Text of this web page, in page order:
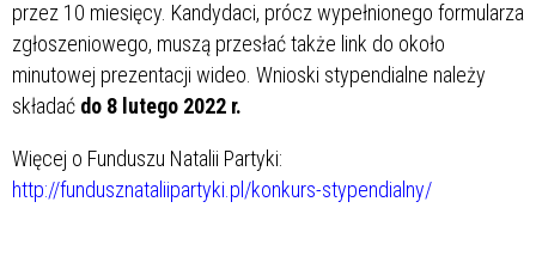
przez 10 miesięcy. Kandydaci, prócz wypełnionego formularza
zgłoszeniowego, muszą przesłać także link do około
minutowej prezentacji wideo. Wnioski stypendialne należy
składać do 8 lutego 2022 r.
Więcej o Funduszu Natalii Partyki:
http://fundusznataliipartyki.pl/konkurs-stypendialny/